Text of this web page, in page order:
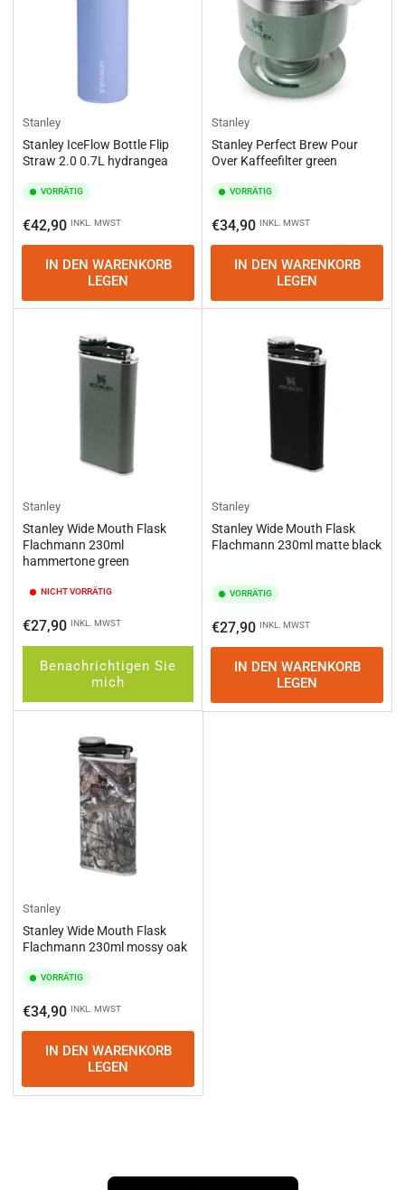
Stanley
Stanley IceFlow Bottle Flip
Straw 2.0 0.7L hydrangea
VORRÄTIG
Normaler
Preis
€42,90 INKL. MWST
IN DEN WARENKORB
LEGEN
Stanley
Stanley Perfect Brew Pour
Over Kaffeefilter green
VORRÄTIG
Normaler
Preis
€34,90 INKL. MWST
IN DEN WARENKORB
LEGEN
Stanley
Stanley Wide Mouth Flask
Flachmann 230ml
hammertone green
NICHT VORRÄTIG
Normaler
Preis
€27,90 INKL. MWST
Benachrichtigen Sie
mich
Stanley
Stanley Wide Mouth Flask
Flachmann 230ml matte black
VORRÄTIG
Normaler
Preis
€27,90 INKL. MWST
IN DEN WARENKORB
LEGEN
Stanley
Stanley Wide Mouth Flask
Flachmann 230ml mossy oak
VORRÄTIG
Normaler
Preis
€34,90 INKL. MWST
IN DEN WARENKORB
LEGEN